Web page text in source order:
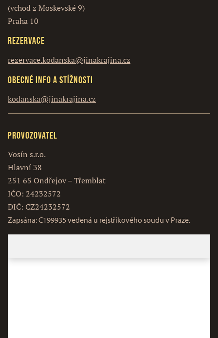
(vchod z Moskevské 9)
Praha 10
Rezervace
rezervace.kodanska@jinakrajina.cz
Obecné info a stížnosti
kodanska@jinakrajina.cz
Provozovatel
Vosín s.r.o.
Hlavní 38
251 65 Ondřejov – Třemblat
IČO: 24232572
DIČ: CZ24232572
Zapsána: C199935 vedená u rejstříkového soudu v Praze.